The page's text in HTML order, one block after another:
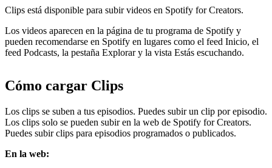
Clips está disponible para subir videos en Spotify for Creators.
Los videos aparecen en la página de tu programa de Spotify y
pueden recomendarse en Spotify en lugares como el feed Inicio, el
feed Podcasts, la pestaña Explorar y la vista Estás escuchando.
Cómo cargar Clips
Los clips se suben a tus episodios. Puedes subir un clip por episodio.
Los clips solo se pueden subir en la web de Spotify for Creators.
Puedes subir clips para episodios programados o publicados.
En la web: